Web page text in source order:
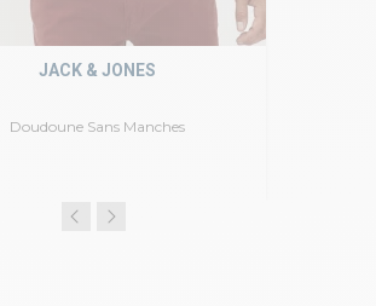
Doudoune Sans Manches
JACK & JONES